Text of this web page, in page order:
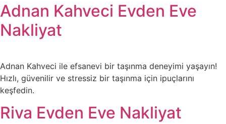
Adnan Kahveci Evden Eve
Nakliyat
Adnan Kahveci ile efsanevi bir taşınma deneyimi yaşayın!
Hızlı, güvenilir ve stressiz bir taşınma için ipuçlarını
keşfedin.
Riva Evden Eve Nakliyat